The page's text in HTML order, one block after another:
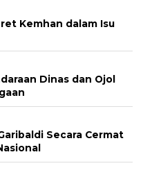
Kemhan dalam Isu
Dinas dan Ojol
Secara Cermat